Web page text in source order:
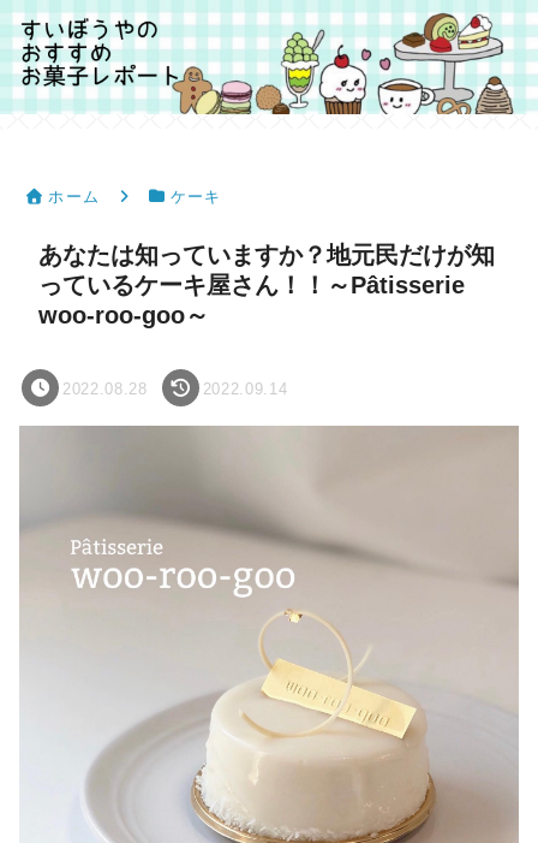
ホーム ケーキ
あなたは知っていますか？地元民だけが知
っているケーキ屋さん！！～Pâtisserie
woo-roo-goo～
2022.08.28 2022.09.14